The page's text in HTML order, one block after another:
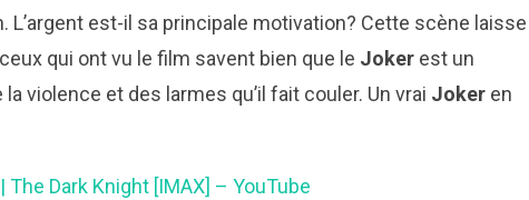
L’argent est-il sa principale motivation? Cette scène laisse
qui ont vu le film savent bien que le Jokerest un
violence et des larmes qu’il fait couler. Un vrai Joker en
Dark Knight [IMAX] – YouTube